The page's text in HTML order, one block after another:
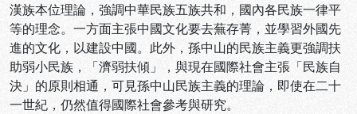
漢族本位理論，強調中華民族五族共和，國內各民族一律平
等的理念。一方面主張中國文化要去蕪存菁，並學習外國先
進的文化，以建設中國。此外，孫中山的民族主義更強調扶
助弱小民族，「濟弱扶傾」，與現在國際社會主張「民族自
決」的原則相通，可見孫中山民族主義的理論，即使在二十
一世紀，仍然值得國際社會參考與研究。